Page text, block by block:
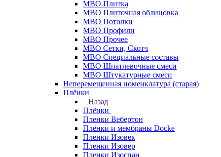
МВО Плитка
МВО Плиточная облицовка
МВО Потолки
МВО Профили
МВО Прочее
МВО Сетки, Скотч
МВО Специальные составы
МВО Шпатлевочные смеси
МВО Штукатурные смеси
Неперемещенная номенклатура (старая)
Плёнки
Назад
Плёнки
Пленки Вебертон
Плёнки и мембраны Docke
Пленки Изовек
Пленки Изовер
Пленки Изоспан